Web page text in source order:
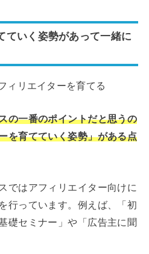
ていく姿勢があって一緒に
の一番のポイントだと思うの
を育てていく姿勢」がある点
ではアフィリエイター向けに
行っています。例えば、「初
礎セミナー」や「広告主に聞